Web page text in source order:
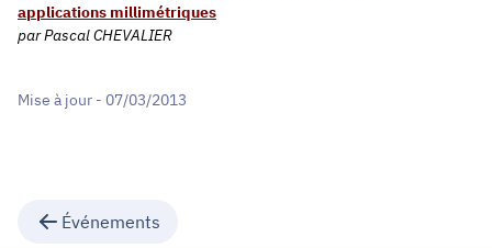
applications millimétriques
par Pascal CHEVALIER
Mise à jour - 07/03/2013
Événements